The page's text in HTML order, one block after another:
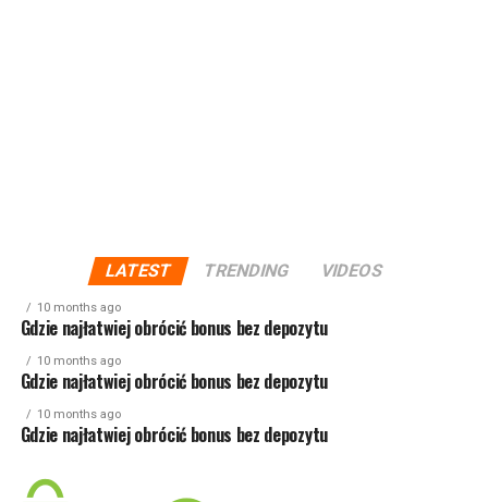
LATEST TRENDING VIDEOS
10 months ago
Gdzie najłatwiej obrócić bonus bez depozytu
10 months ago
Gdzie najłatwiej obrócić bonus bez depozytu
10 months ago
Gdzie najłatwiej obrócić bonus bez depozytu